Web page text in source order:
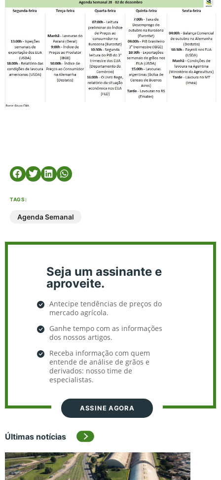
TAGS:
Agenda Semanal
Seja um assinante e
aproveite.
Antecipe tendências de preços do
mercado agrícola.
Ganhe tempo com as informações
dos nossos artigos.
Receba informação com quem
entende de análise de grãos e
derivados: nosso time de
especialistas.
ASSINE AGORA
Últimas notícias